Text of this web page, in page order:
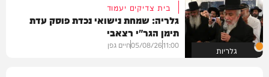
גלריות
בית צדיקים יעמוד
גלריה: שמחת נישואי נכדת פוסק עדת
תימן הגר"י רצאבי
11:00
05/08/26חיים גפן